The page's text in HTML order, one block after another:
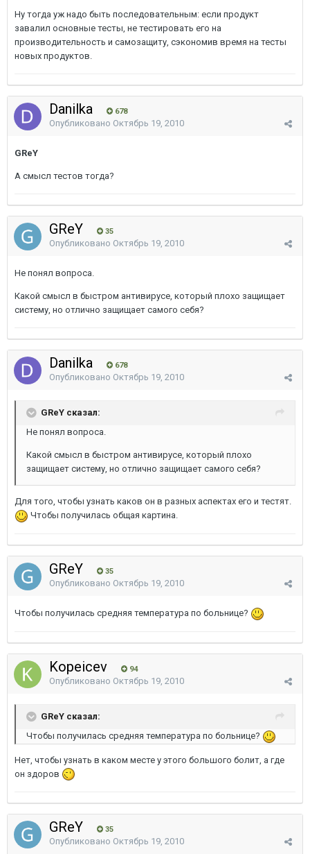
Ну тогда уж надо быть последовательным: если продукт
завалил основные тесты, не тестировать его на
производительность и самозащиту, сэкономив время на тесты
новых продуктов.
Danilka 678
Опубликовано Октябрь 19, 2010
GReY
А смысл тестов тогда?
GReY 35
Опубликовано Октябрь 19, 2010
Не понял вопроса.
Какой смысл в быстром антивирусе, который плохо защищает
систему, но отлично защищает самого себя?
Danilka 678
Опубликовано Октябрь 19, 2010
GReY сказал:
Не понял вопроса.
Какой смысл в быстром антивирусе, который плохо
защищает систему, но отлично защищает самого себя?
Для того, чтобы узнать каков он в разных аспектах его и тестят.
Чтобы получилась общая картина.
GReY 35
Опубликовано Октябрь 19, 2010
Чтобы получилась средняя температура по больнице?
Kopeicev 94
Опубликовано Октябрь 19, 2010
GReY сказал:
Чтобы получилась средняя температура по больнице?
Нет, чтобы узнать в каком месте у этого большого болит, а где
он здоров
GReY 35
Опубликовано Октябрь 19, 2010